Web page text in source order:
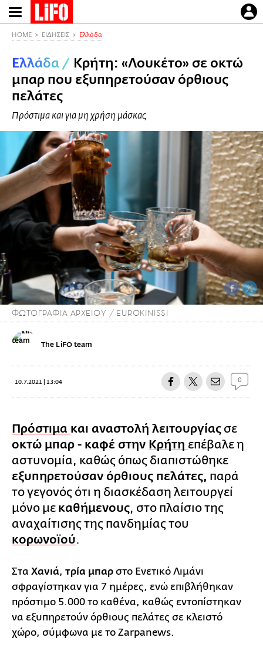
Παράκαμψη
προς
περιεχόμενο
HOME ΕΙΔΗΣΕΙΣ Ελλάδα
Ελλάδα / Κρήτη: «Λουκέτο» σε οκτώ
μπαρ που εξυπηρετούσαν όρθιους
πελάτες
Πρόστιμα και για μη χρήση μάσκας
ΦΩΤΟΓΡΑΦΙΑ ΑΡΧΕΙΟΥ / EUROKINISSI
The LiFO team
10.7.2021 | 13:04 0
Πρόστιμα και αναστολή λειτουργίας σε
οκτώ μπαρ - καφέ στην Κρήτη επέβαλε η
αστυνομία, καθώς όπως διαπιστώθηκε
εξυπηρετούσαν όρθιους πελάτες, παρά
το γεγονός ότι η διασκέδαση λειτουργεί
μόνο με καθήμενους, στο πλαίσιο της
αναχαίτισης της πανδημίας του
κορωνοϊού.
Στα Χανιά, τρία μπαρ στο Ενετικό Λιμάνι
σφραγίστηκαν για 7 ημέρες, ενώ επιβλήθηκαν
πρόστιμο 5.000 το καθένα, καθώς εντοπίστηκαν
να εξυπηρετούν όρθιους πελάτες σε κλειστό
χώρο, σύμφωνα με το Ζarpanews.